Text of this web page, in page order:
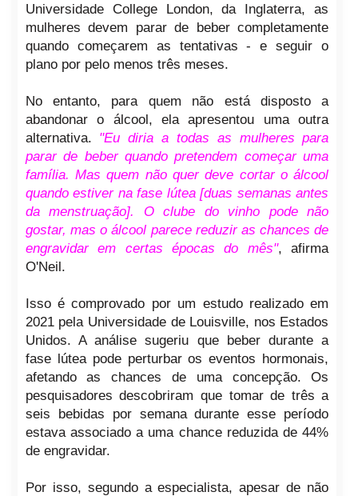
Universidade College London, da Inglaterra, as
mulheres devem parar de beber completamente
quando começarem as tentativas - e seguir o
plano por pelo menos três meses.
No entanto, para quem não está disposto a
abandonar o álcool, ela apresentou uma outra
alternativa. "Eu diria a todas as mulheres para
parar de beber quando pretendem começar uma
família. Mas quem não quer deve cortar o álcool
quando estiver na fase lútea [duas semanas antes
da menstruação]. O clube do vinho pode não
gostar, mas o álcool parece reduzir as chances de
engravidar em certas épocas do mês", afirma
O'Neil.
Isso é comprovado por um estudo realizado em
2021 pela Universidade de Louisville, nos Estados
Unidos. A análise sugeriu que beber durante a
fase lútea pode perturbar os eventos hormonais,
afetando as chances de uma concepção. Os
pesquisadores descobriram que tomar de três a
seis bebidas por semana durante esse período
estava associado a uma chance reduzida de 44%
de engravidar.
Por isso, segundo a especialista, apesar de não